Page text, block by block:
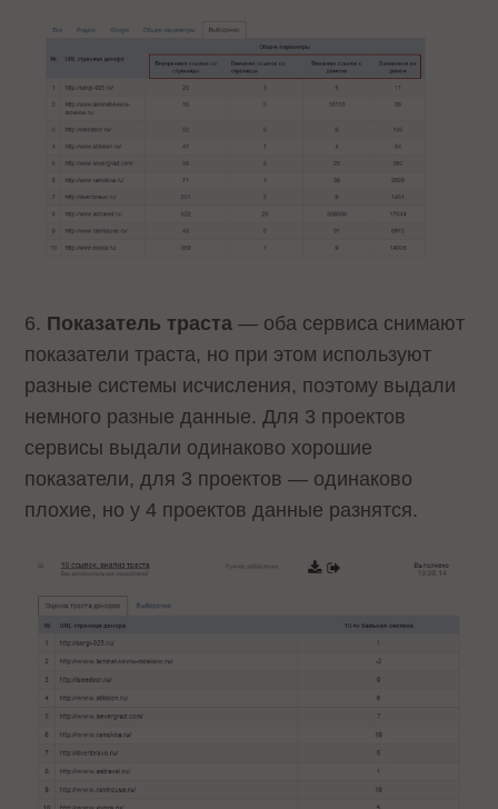
6. Показатель траста — оба сервиса снимают
показатели траста, но при этом используют
разные системы исчисления, поэтому выдали
немного разные данные. Для 3 проектов
сервисы выдали одинаково хорошие
показатели, для 3 проектов — одинаково
плохие, но у 4 проектов данные разнятся.